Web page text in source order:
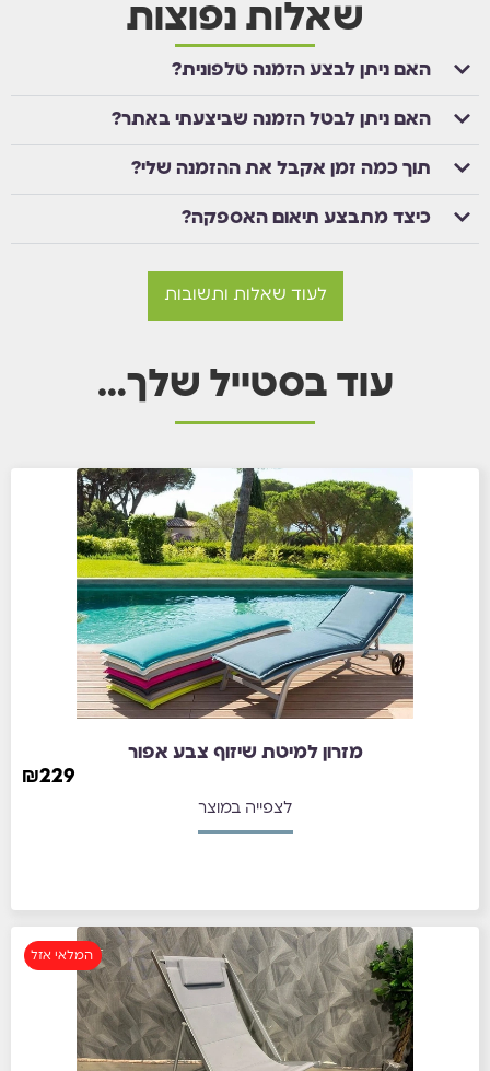
שאלות נפוצות
האם ניתן לבצע הזמנה טלפונית?
האם ניתן לבטל הזמנה שביצעתי באתר?
תוך כמה זמן אקבל את ההזמנה שלי?
כיצד מתבצע תיאום האספקה?
לעוד שאלות ותשובות
עוד בסטייל שלך…
מזרון למיטת שיזוף צבע אפור
₪229
לצפייה במוצר
המלאי אזל